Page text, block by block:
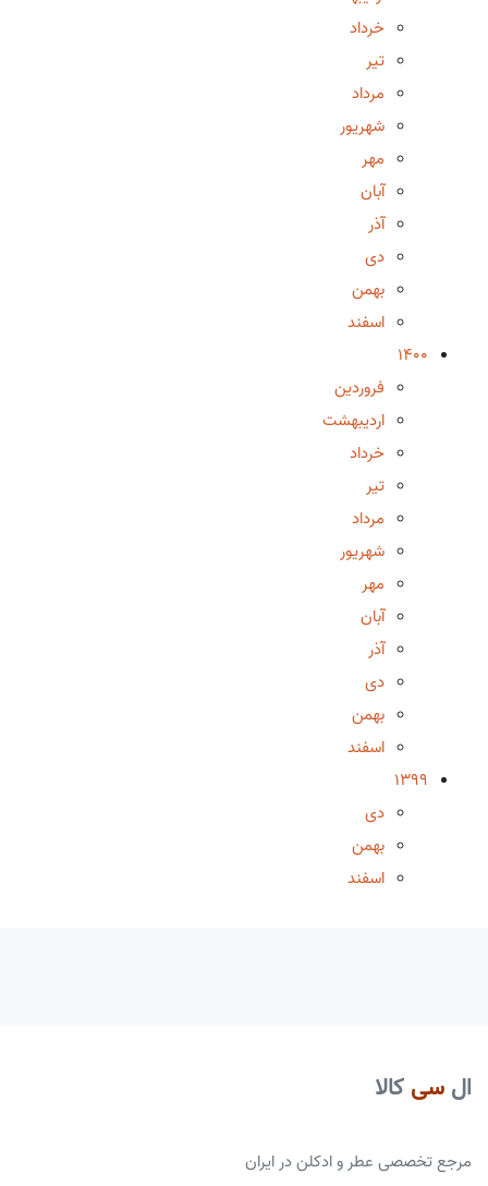
خرداد
تیر
مرداد
شهریور
مهر
آبان
آذر
دی
بهمن
اسفند
1400
فروردین
اردیبهشت
خرداد
تیر
مرداد
شهریور
مهر
آبان
آذر
دی
بهمن
اسفند
1399
دی
بهمن
اسفند
ال سی کالا
مرجع تخصصی عطر و ادکلن در ایران